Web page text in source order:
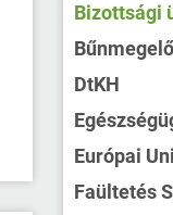
Bizottsági
DtKH
Európai
Faültetés